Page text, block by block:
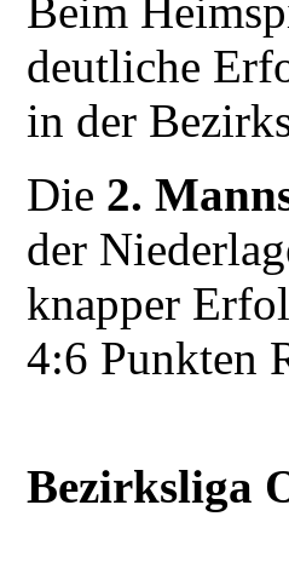
Beim
deutliche
in der
Die 2.
der
knapper
4:6 Punkten
Bezirksliga